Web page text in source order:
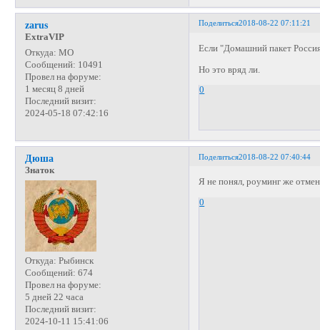
Поделиться2018-08-22 07:11:21
zarus
ExtraVIP
Откуда: МО
Сообщений: 10491
Провел на форуме:
1 месяц 8 дней
Последний визит:
2024-05-18 07:42:16
Если "Домашний пакет
Но это вряд ли.
0
Поделиться2018-08-22 07:40:44
Дюша
Знаток
Откуда: Рыбинск
Сообщений: 674
Провел на форуме:
5 дней 22 часа
Последний визит:
2024-10-11 15:41:06
Я не понял, роуминг же
0